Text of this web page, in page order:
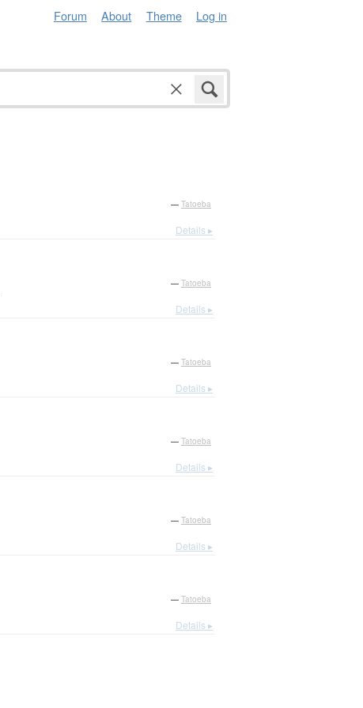
Forum About Theme Log in
— Tatoeba
Details ▸
— Tatoeba
Details ▸
— Tatoeba
Details ▸
— Tatoeba
Details ▸
— Tatoeba
Details ▸
— Tatoeba
Details ▸